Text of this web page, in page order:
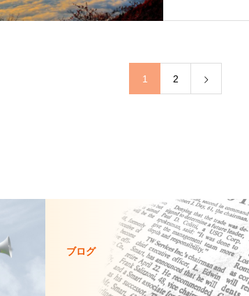
1 2
ブログ